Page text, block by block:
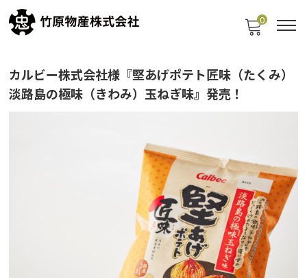
0
カルビー株式会社様『堅あげポテト匠味（たくみ）
淡路島の極味（きわみ）玉ねぎ味』発売！